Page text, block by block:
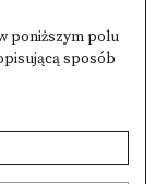
poniższym polu
sposób